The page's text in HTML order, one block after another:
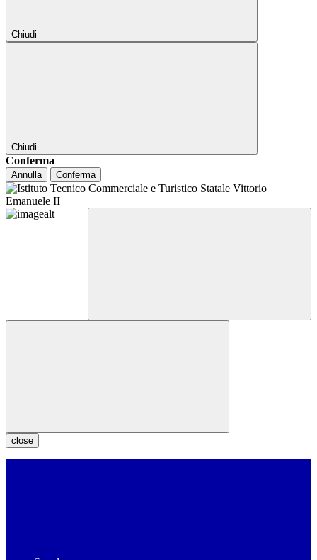
Chiudi
Chiudi
Conferma
Annulla Conferma
close